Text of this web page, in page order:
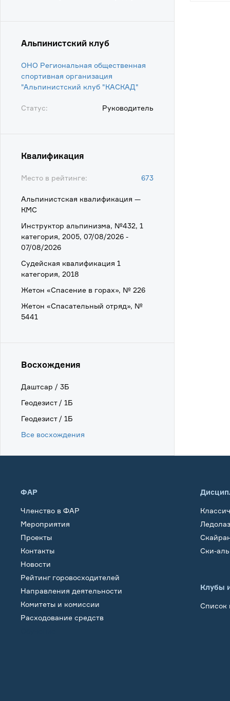
Альпинистский клуб
ОНО Региональная общественная
спортивная организация
"Альпинистский клуб "КАСКАД"
Статус: Руководитель
Квалификация
Место в рейтинге: 673
Альпинистская квалификация —
КМС
Инструктор альпинизма, №432, 1
категория, 2005, 07/08/2026 -
07/08/2026
Судейская квалификация 1
категория, 2018
Жетон «Спасение в горах», № 226
Жетон «Спасательный отряд», №
5441
Восхождения
Даштсар / 3Б
Геодезист / 1Б
Геодезист / 1Б
Все восхождения
ФАР
Членство в ФАР
Мероприятия
Проекты
Контакты
Новости
Рейтинг горовосходителей
Направления деятельности
Комитеты и комиссии
Расходование средств
Ски-
Клубы
Список